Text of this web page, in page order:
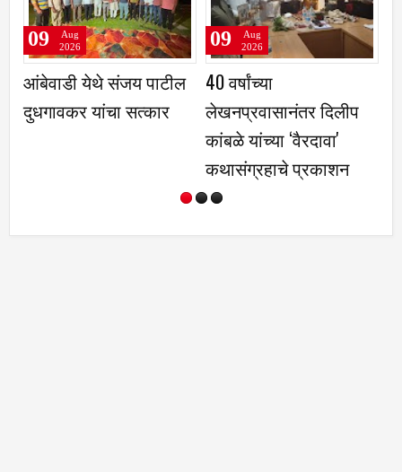
आंबेवाडी येथे संजय पाटील
दुधगावकर यांचा सत्कार
09
Aug
2026
40 वर्षांच्या
लेखनप्रवासानंतर दिलीप
कांबळे यांच्या ‌‘वैरदावा'
कथासंग्रहाचे प्रकाशन
09
Aug
2026